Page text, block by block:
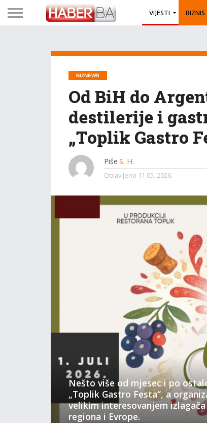
VIJESTI BIZNIS
BIZNEWS
Od BiH do
destilerije i
„Toplik Gastro
Piše S. H.
Objavljeno 11.05. 2026.
Nešto više od mjesec i po
„Toplik Gastro Festa“, a
velikim interesovanjem
regiona i Evrope.